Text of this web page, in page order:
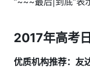
2017年高考
优质机构推荐：友